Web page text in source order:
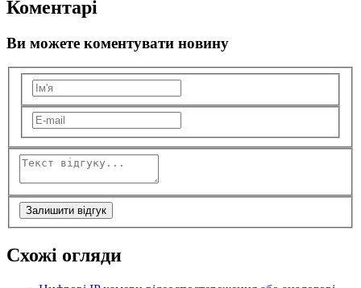
Коментарі
Ви можете коментувати новину
Залишити відгук
Схожі огляди